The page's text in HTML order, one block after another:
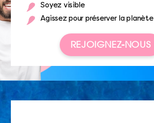
Soyez visible
Agissez pour préserver la planète
REJOIGNEZ-NOUS